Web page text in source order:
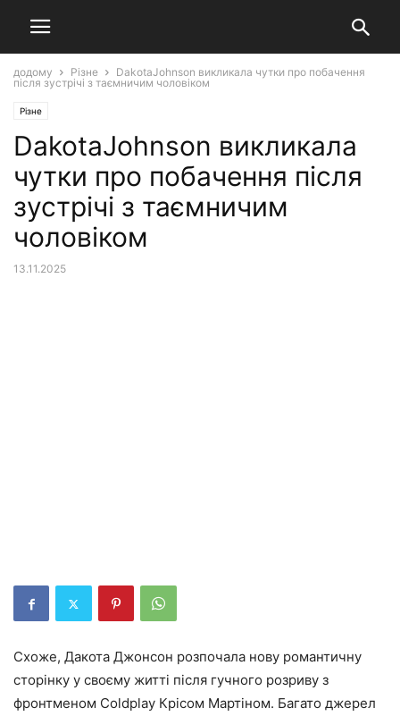
додому Різне
DakotaJohnson викликала чутки про побачення
після зустрічі з таємничим чоловіком
Різне
DakotaJohnson викликала
чутки про побачення після
зустрічі з таємничим
чоловіком
13.11.2025
Схоже, Дакота Джонсон розпочала нову романтичну
сторінку у своєму житті після гучного розриву з
фронтменом Coldplay Крісом Мартіном. Багато джерел